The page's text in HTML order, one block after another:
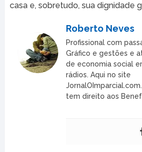
casa e, sobretudo, sua dignidade
Roberto Neves
Profissional com
Gráfico e gestões e
de economia social
rádios. Aqui no site
tem direito aos